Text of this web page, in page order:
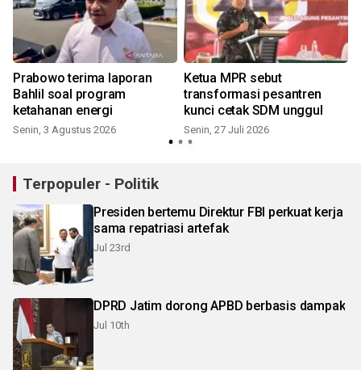
Prabowo terima laporan
Bahlil soal program
ketahanan energi
Senin, 3 Agustus 2026
Ketua MPR sebut
transformasi pesantren
kunci cetak SDM unggul
Senin, 27 Juli 2026
Terpopuler - Politik
Presiden bertemu Direktur FBI perkuat kerja
sama repatriasi artefak
Jul 23rd
DPRD Jatim dorong APBD berbasis dampak
Jul 10th